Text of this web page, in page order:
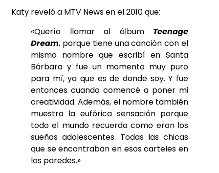
Katy reveló a MTV News en el 2010 que:
«Quería llamar al álbum Teenage
Dream, porque tiene unacanción con el
mismo nombre que escribí enSanta
Bárbara y fue un momento muy puro
para mí, ya que es de donde soy. Y fue
entonces cuando comencé a poner mi
creatividad. Además, el nombre también
muestra la eufórica sensación porque
todo el mundo recuerda como eran los
sueños adolescentes. Todas las chicas
que se encontraban en esos carteles en
las paredes.»